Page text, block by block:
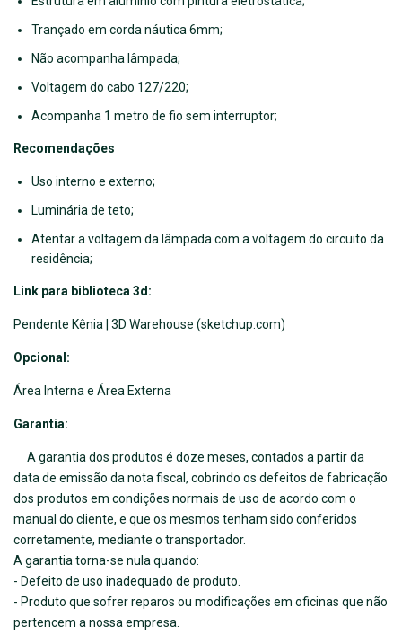
Trançado em corda náutica 6mm;
Não acompanha lâmpada;
Voltagem do cabo 127/220;
Acompanha 1 metro de fio sem interruptor;
Recomendações
Uso interno e externo;
Luminária de teto;
Atentar a voltagem da lâmpada com a voltagem do circuito da
residência;
Link para biblioteca 3d:
Pendente Kênia | 3D Warehouse (sketchup.com)
Opcional:
Área Interna e Área Externa
Garantia:
A garantia dos produtos é doze meses, contados a partir da
data de emissão da nota fiscal, cobrindo os defeitos de fabricação
dos produtos em condições normais de uso de acordo com o
manual do cliente, e que os mesmos tenham sido conferidos
corretamente, mediante o transportador.
A garantia torna-se nula quando:
- Defeito de uso inadequado de produto.
- Produto que sofrer reparos ou modificações em oficinas que não
pertencem a nossa empresa.